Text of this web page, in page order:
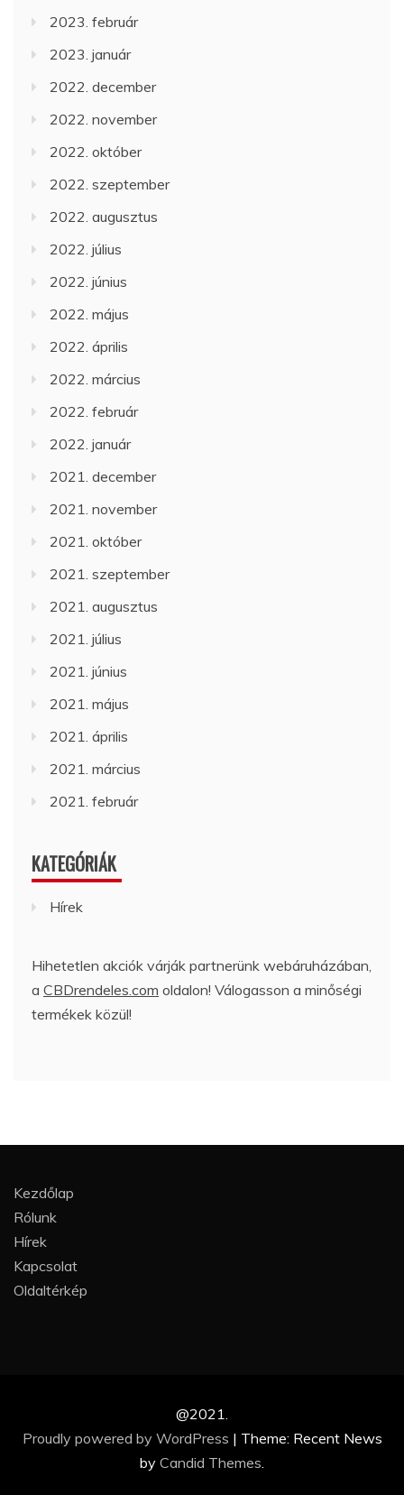
2023. február
2023. január
2022. december
2022. november
2022. október
2022. szeptember
2022. augusztus
2022. július
2022. június
2022. május
2022. április
2022. március
2022. február
2022. január
2021. december
2021. november
2021. október
2021. szeptember
2021. augusztus
2021. július
2021. június
2021. május
2021. április
2021. március
2021. február
KATEGÓRIÁK
Hírek
Hihetetlen akciók várják partnerünk webáruházában,
a CBDrendeles.com oldalon! Válogasson a minőségi
termékek közül!
Kezdőlap
Rólunk
Hírek
Kapcsolat
Oldaltérkép
@2021.
Proudly powered by WordPress | Theme: Recent News
by Candid Themes.